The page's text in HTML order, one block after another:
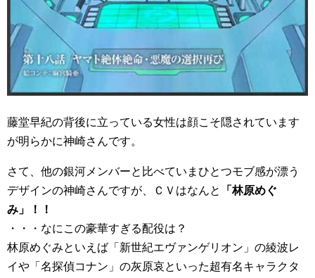
藤堂早紀の背後に立っている女性は顔こそ隠されています
が明らかに神崎さんです。
さて、他の銀河メンバーと比べていまひとつモブ感が漂う
デザインの神崎さんですが、ＣＶはなんと
「林原めぐ
み」！！
・・・なにこの豪華すぎる配役は？
林原めぐみといえば「新世紀エヴァンゲリオン」の綾波レ
イや「名探偵コナン」の灰原哀といった超有名キャラクタ